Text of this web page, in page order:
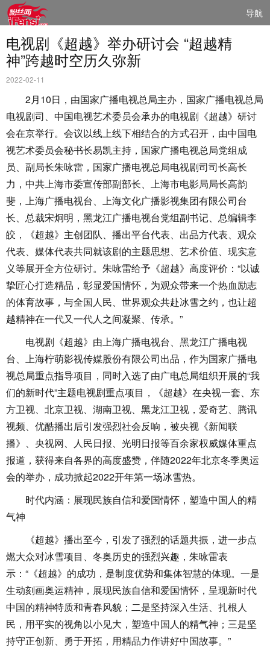
导航
电视剧《超越》举办研讨会 “超越精
神”跨越时空历久弥新
2022-02-11
2月10日，由国家广播电视总局主办，国家广播电视总局
电视剧司、中国电视艺术委员会承办的电视剧《超越》研讨
会在京举行。会议以线上线下相结合的方式召开，由中国电
视艺术委员会秘书长易凯主持，国家广播电视总局党组成
员、副局长朱咏雷，国家广播电视总局电视剧司司长高长
力，中共上海市委宣传部副部长、上海市电影局局长高韵
斐，上海广播电视台、上海文化广播影视集团有限公司台
长、总裁宋炯明，黑龙江广播电视台党组副书记、总编辑李
皎，《超越》主创团队、播出平台代表、出品方代表、观众
代表、媒体代表共同就该剧的主题思想、艺术价值、现实意
义等展开全方位研讨。朱咏雷给予《超越》高度评价：“以诚
挚匠心打造精品，彰显爱国情怀，为观众带来一个热血励志
的体育故事，与全国人民、世界观众共赴冰雪之约，也让超
越精神在一代又一代人之间凝聚、传承。”
电视剧《超越》由上海广播电视台、黑龙江广播电视
台、上海柠萌影视传媒股份有限公司出品，作为国家广播电
视总局重点指导项目，同时入选了由广电总局组织开展的“我
们的新时代”主题电视剧重点项目，《超越》在央视一套、东
方卫视、北京卫视、湖南卫视、黑龙江卫视，爱奇艺、腾讯
视频、优酷播出后引发强烈社会反响，被央视《新闻联
播》、央视网、人民日报、光明日报等百余家权威媒体重点
报道，获得来自各界的高度盛赞，伴随2022年北京冬季奥运
会的举办，成功掀起2022开年第一场冰雪热。
时代内涵：展现民族自信和爱国情怀，塑造中国人的精
气神
《超越》播出至今，引发了强烈的话题共振，进一步点
燃大众对冰雪项目、冬奥历史的强烈兴趣，朱咏雷表
示：“《超越》的成功，是制度优势和集体智慧的体现。一是
生动刻画奥运精神，展现民族自信和爱国情怀，呈现新时代
中国的精神特质和青春风貌；二是坚持深入生活、扎根人
民，用平实的视角以小见大，塑造中国人的精气神；三是坚
持守正创新、勇于开拓，用精品力作讲好中国故事。”